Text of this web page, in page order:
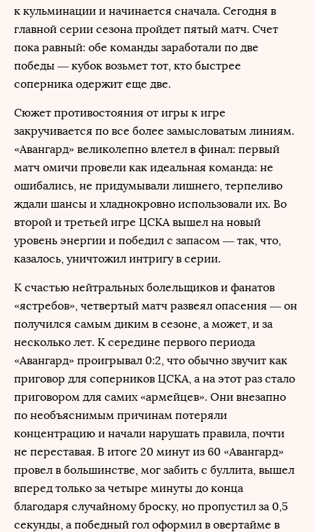
к кульминации и начинается сначала. Сегодня в
главной серии сезона пройдет пятый матч. Счет
пока равный: обе команды заработали по две
победы — кубок возьмет тот, кто быстрее
соперника одержит еще две.
Сюжет противостояния от игры к игре
закручивается по все более замысловатым линиям.
«Авангард» великолепно влетел в финал: первый
матч омичи провели как идеальная команда: не
ошибались, не придумывали лишнего, терпеливо
ждали шансы и хладнокровно использовали их. Во
второй и третьей игре ЦСКА вышел на новый
уровень энергии и победил с запасом — так, что,
казалось, уничтожил интригу в серии.
К счастью нейтральных болельщиков и фанатов
«ястребов», четвертый матч развеял опасения — он
получился самым диким в сезоне, а может, и за
несколько лет. К середине первого периода
«Авангард» проигрывал 0:2, что обычно звучит как
приговор для соперников ЦСКА, а на этот раз стало
приговором для самих «армейцев». Они внезапно
по необъяснимым причинам потеряли
концентрацию и начали нарушать правила, почти
не переставая. В итоге 20 минут из 60 «Авангард»
провел в большинстве, мог забить с буллита, вышел
вперед только за четыре минуты до конца
благодаря случайному броску, но пропустил за 0,5
секунды, а победный гол оформил в овертайме в